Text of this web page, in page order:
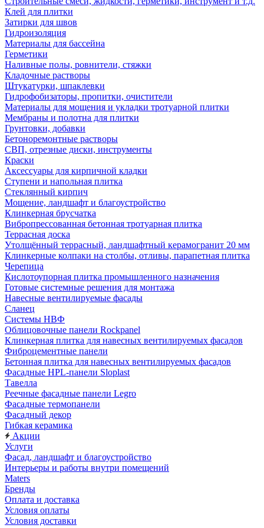
Клей для плитки
Затирки для швов
Гидроизоляция
Материалы для бассейна
Герметики
Наливные полы, ровнители, стяжки
Кладочные растворы
Штукатурки, шпаклевки
Гидрофобизаторы, пропитки, очистители
Материалы для мощения и укладки тротуарной плитки
Мембраны и полотна для плитки
Грунтовки, добавки
Бетоноремонтные растворы
СВП, отрезные диски, инструменты
Краски
Аксессуары для кирпичной кладки
Ступени и напольная плитка
Cтеклянный кирпич
Мощение, ландшафт и благоустройство
Клинкерная брусчатка
Вибропрессованная бетонная тротуарная плитка
Террасная доска
Утолщённый террасный, ландшафтный керамогранит 20 мм
Клинкерные колпаки на столбы, отливы, парапетная плитка
Черепица
Кислотоупорная плитка промышленного назначения
Готовые системные решения для монтажа
Навесные вентилируемые фасады
Сланец
Системы НВФ
Облицовочные панели Rockpanel
Клинкерная плитка для навесных вентилируемых фасадов
Фиброцементные панели
Бетонная плитка для навесных вентилируемых фасадов
Фасадные HPL-панели Sloplast
Тавелла
Реечные фасадные панели Legro
Фасадные термопанели
Фасадный декор
Гибкая керамика
Акции
Услуги
Фасад, ландшафт и благоустройство
Интерьеры и работы внутри помещений
Maters
Бренды
Оплата и доставка
Условия оплаты
Условия доставки